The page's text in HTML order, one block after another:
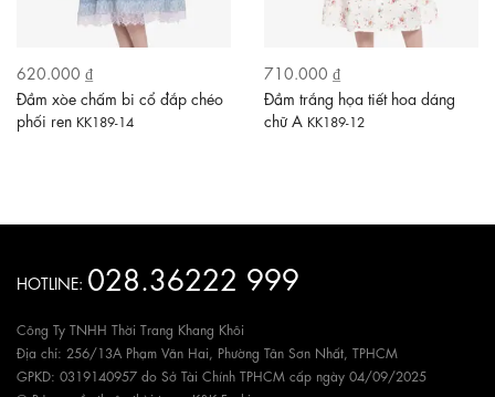
620.000 ₫
Đầm xòe chấm bi cổ đắp chéo
phối ren KK189-14
710.000 ₫
Đầm trắng họa tiết hoa dáng
chữ A KK189-12
HOTLINE: 028.36222 999
Công Ty TNHH Thời Trang Khang Khôi
Địa chỉ: 256/13A Phạm Văn Hai, Phường Tân Sơn Nhất, TPHCM
GPKD: 0319140957 do Sở Tài Chính TPHCM cấp ngày 04/09/2025